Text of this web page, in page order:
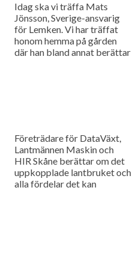
Idag ska vi träffa Mats
Jönsson, Sverige-ansvarig
för Lemken. Vi har träffat
honom hemma på gården
där han bland annat berättar
Företrädare för DataVäxt,
Lantmännen Maskin och
HIR Skåne berättar om det
uppkopplade lantbruket och
alla fördelar det kan